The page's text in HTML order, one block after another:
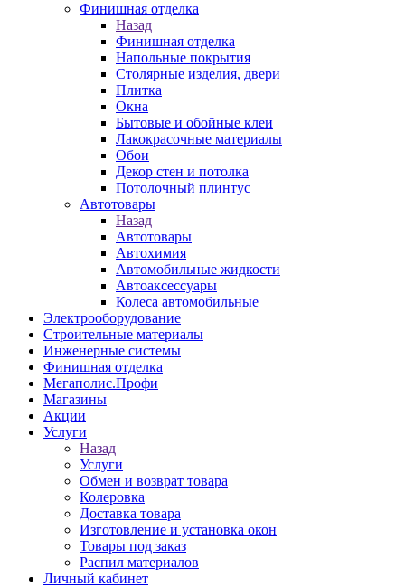
Финишная отделка
Назад
Финишная отделка
Напольные покрытия
Столярные изделия, двери
Плитка
Окна
Бытовые и обойные клеи
Лакокрасочные материалы
Обои
Декор стен и потолка
Потолочный плинтус
Автотовары
Назад
Автотовары
Автохимия
Автомобильные жидкости
Автоаксессуары
Колеса автомобильные
Электрооборудование
Строительные материалы
Инженерные системы
Финишная отделка
Мегаполис.Профи
Магазины
Акции
Услуги
Назад
Услуги
Обмен и возврат товара
Колеровка
Доставка товара
Изготовление и установка окон
Товары под заказ
Распил материалов
Личный кабинет